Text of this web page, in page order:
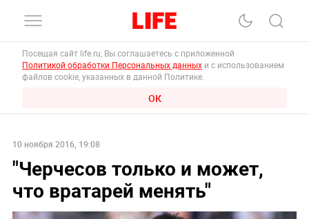
Посещая сайт life.ru, Вы соглашаетесь с приложенной
Политикой обработки Персональных данных и с использованием
файлов cookie, указанных в данной Политике.
ОК
10 ноября 2016, 19:08
"Черчесов только и может,
что вратарей менять"